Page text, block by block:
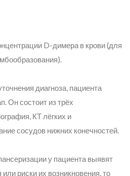
D-димера в крови (для
диагноза, пациента
Он состоит из трёх
КТ лёгких и
сосудов нижних конечностей.
у пациента выявят
риски их возникновения, то